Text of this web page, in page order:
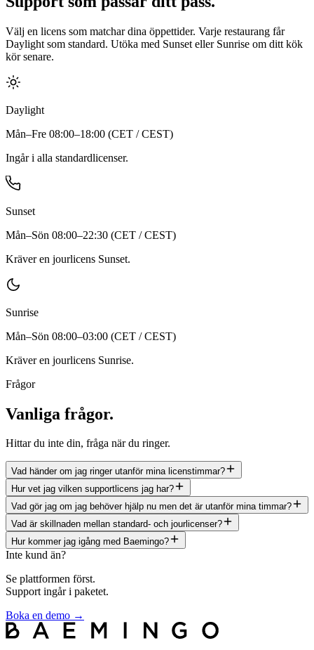
Välj en licens som matchar dina öppettider. Varje restaurang får
Daylight som standard. Utöka med Sunset eller Sunrise om ditt kök
kör senare.
Daylight
Mån–Fre 08:00–18:00 (CET / CEST)
Ingår i alla standardlicenser.
Sunset
Mån–Sön 08:00–22:30 (CET / CEST)
Kräver en jourlicens Sunset.
Sunrise
Mån–Sön 08:00–03:00 (CET / CEST)
Kräver en jourlicens Sunrise.
Frågor
Vanliga frågor.
Hittar du inte din, fråga när du ringer.
Vad händer om jag ringer utanför mina licenstimmar?
Hur vet jag vilken supportlicens jag har?
Vad gör jag om jag behöver hjälp nu men det är utanför mina timmar?
Vad är skillnaden mellan standard- och jourlicenser?
Hur kommer jag igång med Baemingo?
Inte kund än?
Se plattformen först.
Support ingår i paketet.
Boka en demo →